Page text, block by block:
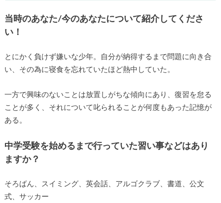
当時のあなた/今のあなたについて紹介してくださ
い！
とにかく負けず嫌いな少年。自分が納得するまで問題に向き合
い、その為に寝食を忘れていたほど熱中していた。
一方で興味のないことは放置しがちな傾向にあり、復習を怠る
ことが多く、それについて叱られることが何度もあった記憶が
ある。
中学受験を始めるまで行っていた習い事などはあり
ますか？
そろばん、スイミング、英会話、アルゴクラブ、書道、公文
式、サッカー